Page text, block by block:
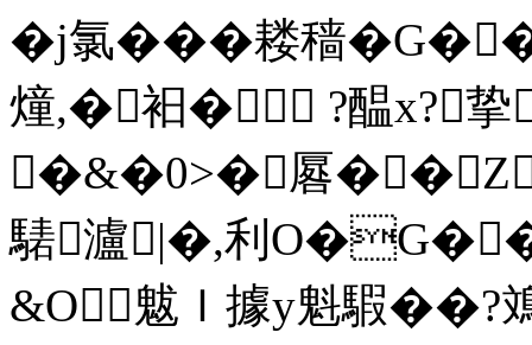
�j氯���耧穑
燑,�衵� ?醖x?
�&�0>�厬��Z
騞瀘|�,利
&O魃Ｉ據y魁騢��?